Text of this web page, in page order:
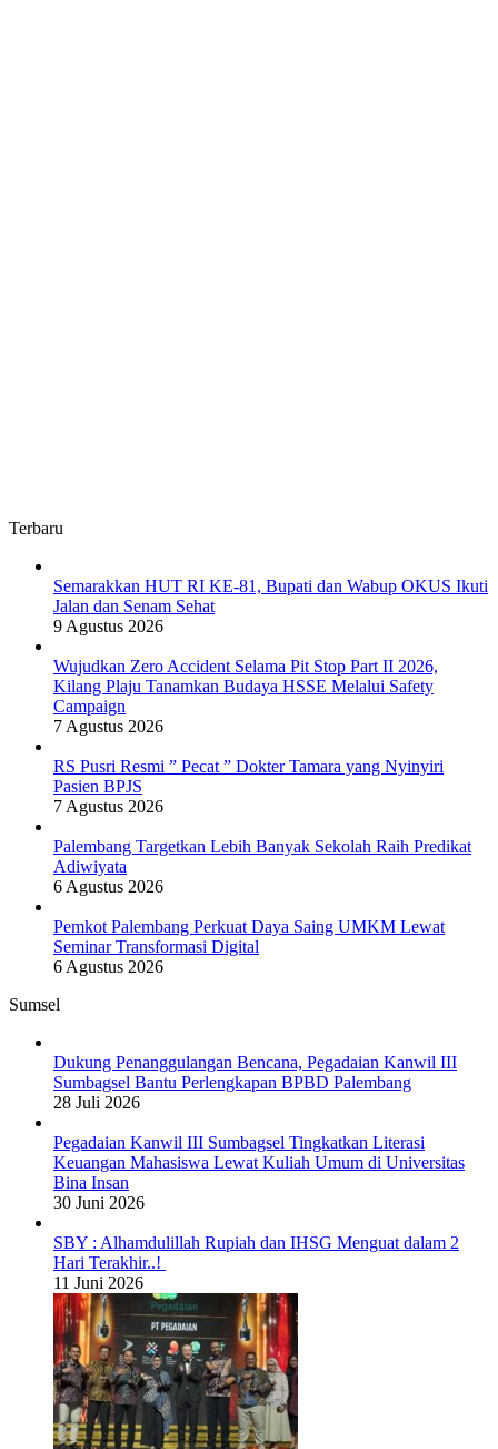
Terbaru
Semarakkan HUT RI KE-81, Bupati dan Wabup OKUS Ikuti
Jalan dan Senam Sehat
9 Agustus 2026
Wujudkan Zero Accident Selama Pit Stop Part II 2026,
Kilang Plaju Tanamkan Budaya HSSE Melalui Safety
Campaign
7 Agustus 2026
RS Pusri Resmi ” Pecat ” Dokter Tamara yang Nyinyiri
Pasien BPJS
7 Agustus 2026
Palembang Targetkan Lebih Banyak Sekolah Raih Predikat
Adiwiyata
6 Agustus 2026
Pemkot Palembang Perkuat Daya Saing UMKM Lewat
Seminar Transformasi Digital
6 Agustus 2026
Sumsel
Dukung Penanggulangan Bencana, Pegadaian Kanwil III
Sumbagsel Bantu Perlengkapan BPBD Palembang
28 Juli 2026
Pegadaian Kanwil III Sumbagsel Tingkatkan Literasi
Keuangan Mahasiswa Lewat Kuliah Umum di Universitas
Bina Insan
30 Juni 2026
SBY : Alhamdulillah Rupiah dan IHSG Menguat dalam 2
Hari Terakhir..!
11 Juni 2026